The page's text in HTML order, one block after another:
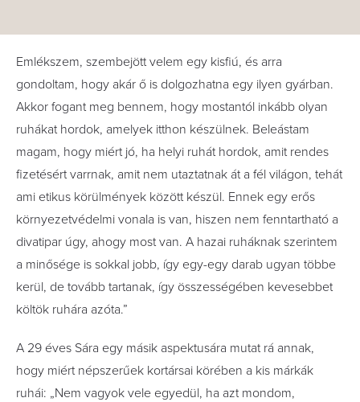
Emlékszem, szembejött velem egy kisfiú, és arra
gondoltam, hogy akár ő is dolgozhatna egy ilyen gyárban.
Akkor fogant meg bennem, hogy mostantól inkább olyan
ruhákat hordok, amelyek itthon készülnek. Beleástam
magam, hogy miért jó, ha helyi ruhát hordok, amit rendes
fizetésért varrnak, amit nem utaztatnak át a fél világon, tehát
ami etikus körülmények között készül. Ennek egy erős
környezetvédelmi vonala is van, hiszen nem fenntartható a
divatipar úgy, ahogy most van. A hazai ruháknak szerintem
a minősége is sokkal jobb, így egy-egy darab ugyan többe
kerül, de tovább tartanak, így összességében kevesebbet
költök ruhára azóta.”
A 29 éves Sára egy másik aspektusára mutat rá annak,
hogy miért népszerűek kortársai körében a kis márkák
ruhái: „Nem vagyok vele egyedül, ha azt mondom,